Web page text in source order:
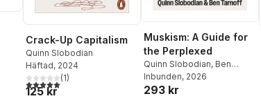
Crack-Up Capitalism
Quinn Slobodian
Häftad, 2024
5,0utav 5 stjärnor. Totalt antal röster:
(1)
125 kr
Muskism: A Guide for
the Perplexed
Quinn Slobodian, Ben
Tarnoff
Inbunden, 2026
293 kr